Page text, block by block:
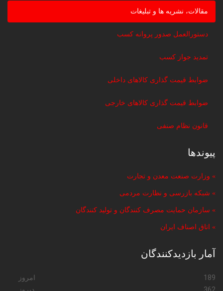
مقالات، نشریه ها و تبلیغات
دستورالعمل صدور پروانه کسب
تمدید جواز کسب
ضوابط قیمت گذاری کالاهای داخلی
ضوابط قیمت گذاری کالاهای خارجی
قانون نظام صنفی
پیوندها
» وزارت صنعت معدن و تجارت
» شبکه بازرسی و نظارت مردمی
» سازمان حمایت مصرف کنندگان و تولید کنندگان
» اتاق اصناف ایران
آمار بازدیدکنندگان
امروز
189
دیروز
362